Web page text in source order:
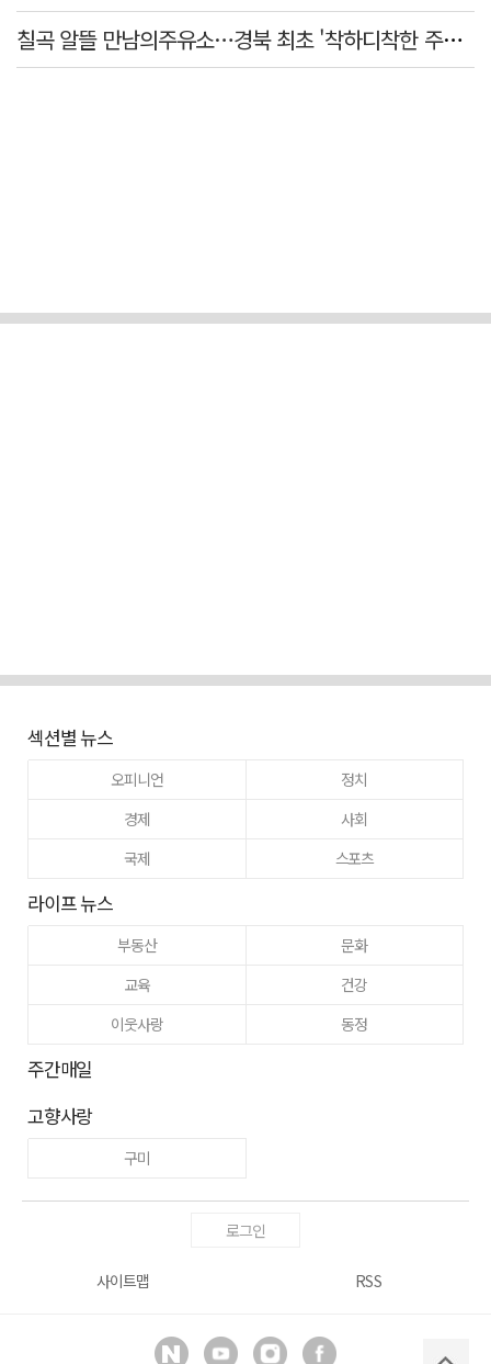
칠곡 알뜰 만남의주유소…경북 최초 '착하디착한 주유소' 선정
섹션별 뉴스
오피니언
정치
경제
사회
국제
스포츠
라이프 뉴스
부동산
문화
교육
건강
이웃사랑
동정
주간매일
고향사랑
구미
로그인
사이트맵 RSS